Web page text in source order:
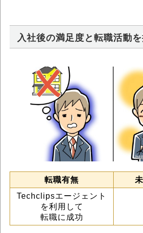
入社後の満足度と転職活動
転職有無
Techclipsエージェント
を利用して
転職に成功